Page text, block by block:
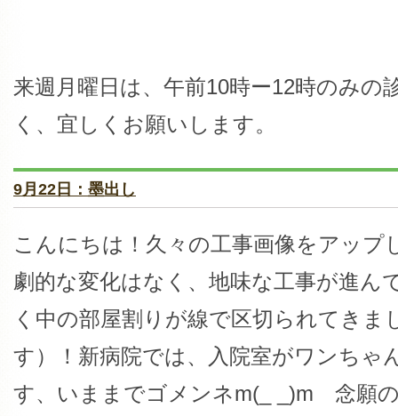
来週月曜日は、午前10時ー12時のみの
く、宜しくお願いします。
9月22日：墨出し
こんにちは！久々の工事画像をアップ
劇的な変化はなく、地味な工事が進ん
く中の部屋割りが線で区切られてきま
す）！新病院では、入院室がワンちゃ
す、いままでゴメンネm(_ _)m 念願